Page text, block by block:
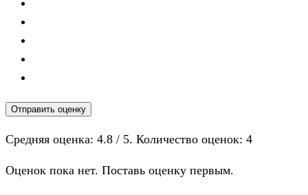
Отправить оценку
Средняя оценка: 4.8 / 5. Количество оценок: 4
Оценок пока нет. Поставь оценку первым.